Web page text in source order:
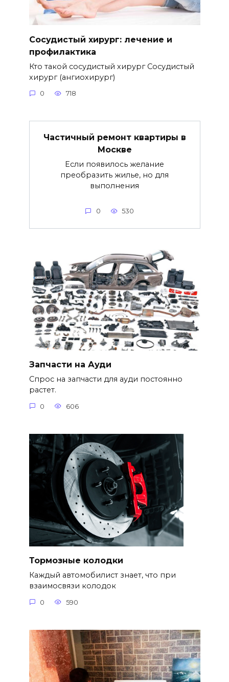
Сосудистый хирург: лечение и
профилактика
Кто такой сосудистый хирург Сосудистый
хирург (ангиохирург)
0 718
Частичный ремонт квартиры в
Москве
Если появилось желание
преобразить жилье, но для
выполнения
0 530
Запчасти на Ауди
Спрос на запчасти для ауди постоянно
растет.
0 606
Тормозные колодки
Каждый автомобилист знает, что при
взаимосвязи колодок
0 590